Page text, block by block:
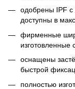
одобрены IPF
доступны в
фирменные
изготовленные
оснащены
быстрой
полностью